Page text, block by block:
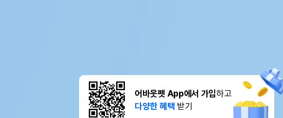
어바웃펫 App에서 가입하고
다양한 혜택 받기